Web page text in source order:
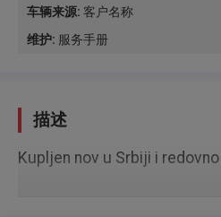
车辆来源: 客户名称
维护: 服务手册
描述
Kupljen nov u Srbiji i